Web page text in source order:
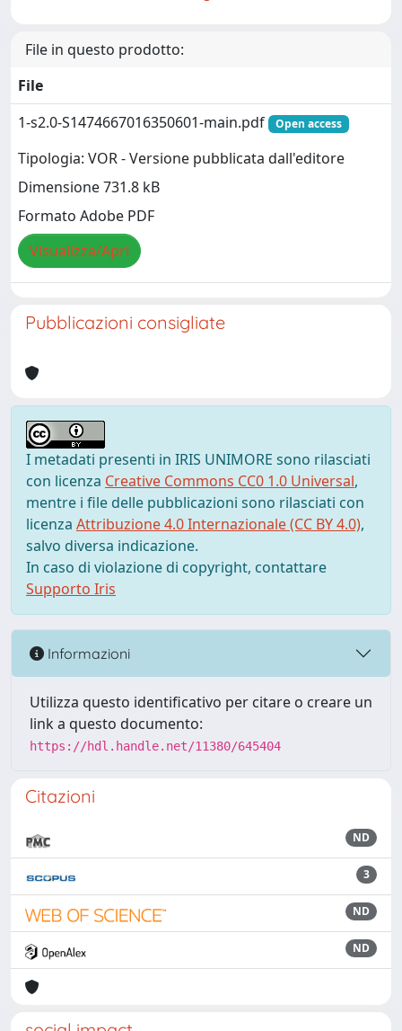
File in questo prodotto:
File
1-s2.0-S1474667016350601-main.pdf
Open access
Tipologia: VOR - Versione pubblicata dall'editore
Dimensione 731.8 kB
Formato Adobe PDF
Visualizza/Apri
Pubblicazioni consigliate
I metadati presenti in IRIS UNIMORE sono rilasciati
con licenza Creative Commons CC0 1.0 Universal,
mentre i file delle pubblicazioni sono rilasciati con
licenza Attribuzione 4.0 Internazionale (CC BY 4.0),
salvo diversa indicazione.
In caso di violazione di copyright, contattare
Supporto Iris
Informazioni
Utilizza questo identificativo per citare o creare un
link a questo documento:
https://hdl.handle.net/11380/645404
Citazioni
ND
3
ND
ND